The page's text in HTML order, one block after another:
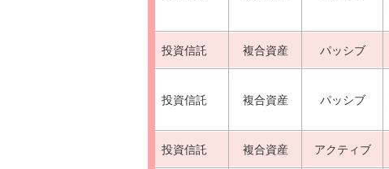
投資信託 複合資産 パッシブ
投資信託 複合資産 パッシブ
投資信託 複合資産 アクティブ